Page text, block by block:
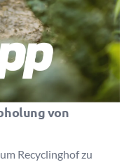
von
Recyclinghof zu